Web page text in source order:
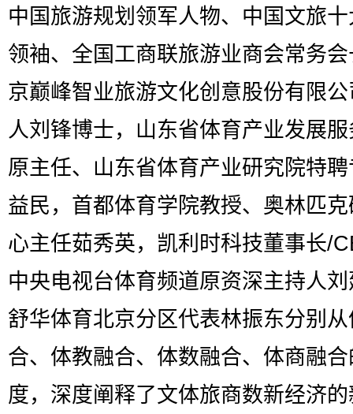
中国旅游规划领军人物、中国文旅
领袖、全国工商联旅游业商会常务
京巅峰智业旅游文化创意股份有限
人刘锋博士，山东省体育产业发展
原主任、山东省体育产业研究院特
益民，首都体育学院教授、奥林匹
心主任茹秀英，凯利时科技董事长/
中央电视台体育频道原资深主持人
舒华体育北京分区代表林振东分别
合、体教融合、体数融合、体商融
度，深度阐释了文体旅商数新经济